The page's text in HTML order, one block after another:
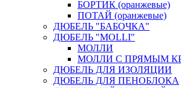
БОРТИК (оранжевые)
ПОТАЙ (оранжевые)
ДЮБЕЛЬ "БАБОЧКА"
ДЮБЕЛЬ "МOLLI"
МОЛЛИ
МОЛЛИ С ПРЯМЫМ
ДЮБЕЛЬ ДЛЯ ИЗОЛЯЦИИ
ДЮБЕЛЬ ДЛЯ ПЕНОБЛОКА